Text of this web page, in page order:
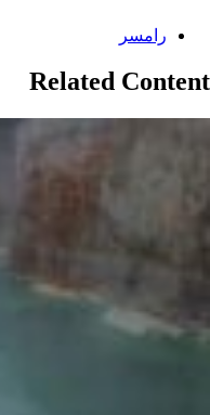
Categories:
رامسر
Related Content